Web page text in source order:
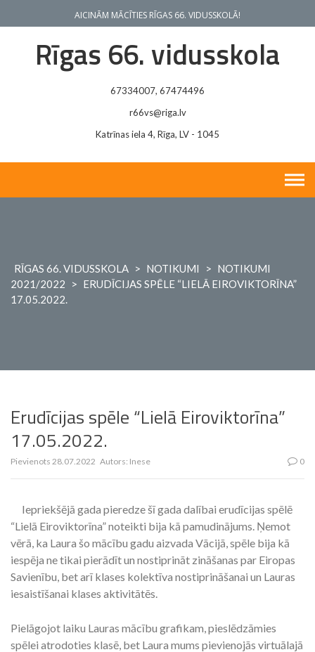
AICINĀM MĀCĪTIES RĪGAS 66. VIDUSSKOLĀ!
Rīgas 66. vidusskola
67334007, 67474496
r66vs@riga.lv
Katrīnas iela 4, Rīga, LV - 1045
RĪGAS 66. VIDUSSKOLA > NOTIKUMI > NOTIKUMI
2021/2022
> ERUDĪCIJAS SPĒLE “LIELĀ EIROVIKTORĪNA”
17.05.2022.
Erudīcijas spēle “Lielā Eiroviktorīna”
17.05.2022.
Pievienots 28.07.2022 Autors: Inese 0
Iepriekšējā gada pieredze šī gada dalībai erudīcijas spēlē
“Lielā Eiroviktorīna” noteikti bija kā pamudinājums. Ņemot
vērā, ka Laura šo mācību gadu aizvada Vācijā, spēle bija kā
iespēja ne tikai pierādīt un nostiprināt zināšanas par Eiropas
Savienību, bet arī klases kolektīva nostiprināšanai un Lauras
iesaistīšanai klases aktivitātēs.
Pielāgojot laiku Lauras mācību grafikam, pieslēdzāmies
spēlei atrodoties klasē, bet Laura mums pievienojās virtuālajā